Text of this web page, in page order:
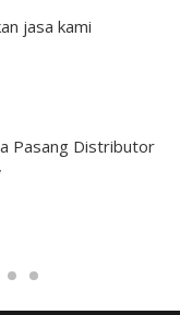
jasa kami